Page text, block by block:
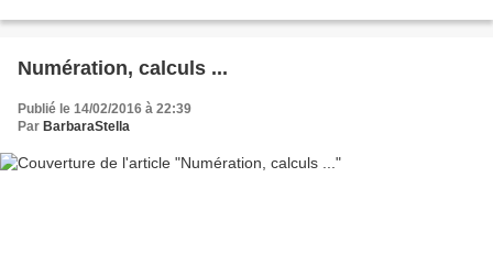
Numération, calculs ...
Publié le 14/02/2016 à 22:39
Par BarbaraStella